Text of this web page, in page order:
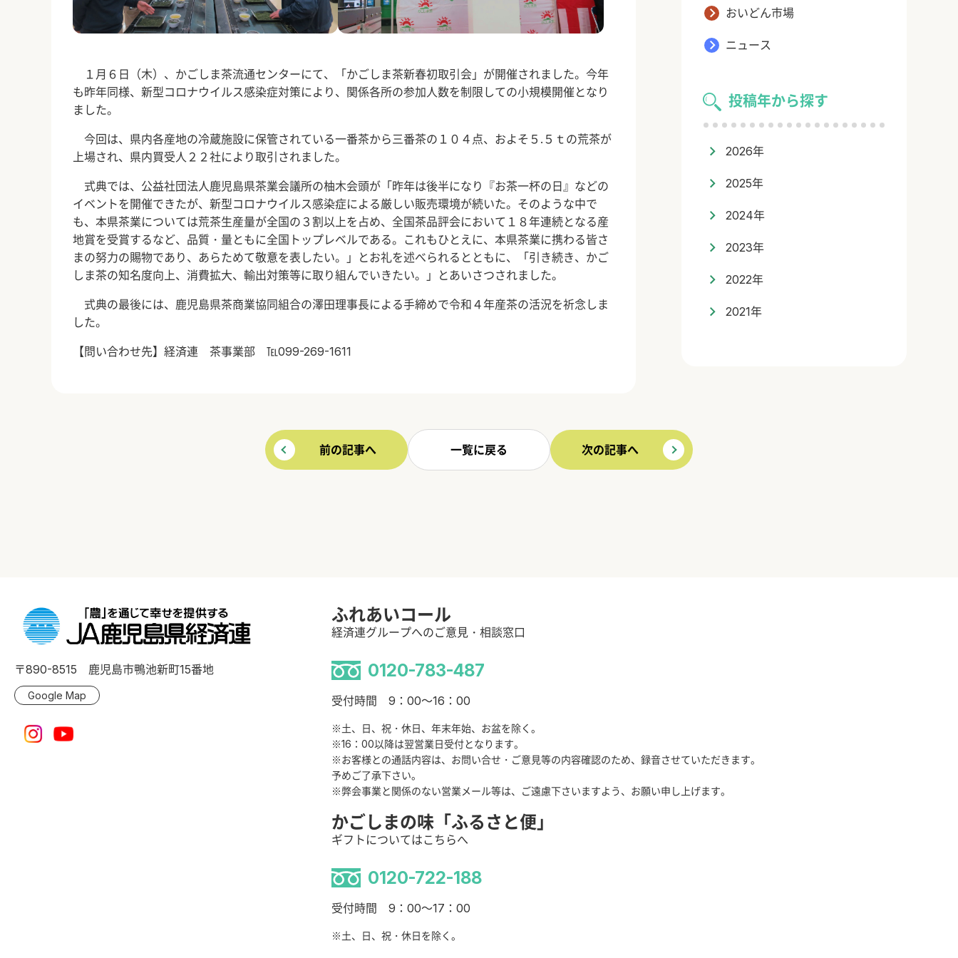
おいどん市場
ニュース
投稿年から探す
2026年
2025年
2024年
2023年
2022年
2021年
１月６日（木）、かごしま茶流通センターにて、「かごしま茶新春初取引会」が開催されました。今年
も昨年同様、新型コロナウイルス感染症対策により、関係各所の参加人数を制限しての小規模開催となり
ました。
今回は、県内各産地の冷蔵施設に保管されている一番茶から三番茶の１０４点、およそ５ . ５ｔの荒茶が
上場され、県内買受人２２社により取引されました。
式典では、公益社団法人鹿児島県茶業会議所の柚木会頭が「昨年は後半になり『お茶一杯の日』などの
イベントを開催できたが、新型コロナウイルス感染症による厳しい販売環境が続いた。そのような中で
も、本県茶業については荒茶生産量が全国の３割以上を占め、全国茶品評会において１８年連続となる産
地賞を受賞するなど、品質・量ともに全国トップレベルである。これもひとえに、本県茶業に携わる皆さ
まの努力の賜物であり、あらためて敬意を表したい。」とお礼を述べられるとともに、「引き続き、かご
しま茶の知名度向上、消費拡大、輸出対策等に取り組んでいきたい。」とあいさつされました。
式典の最後には、鹿児島県茶商業協同組合の澤田理事長による手締めで令和４年産茶の活況を祈念しま
した。
【問い合わせ先】経済連 茶事業部 ℡099-269-1611
前の記事へ 一覧に戻る 次の記事へ
〒890-8515 鹿児島市鴨池新町15番地
Google Map
ふれあいコール
経済連グループへのご意見・相談窓口
0120-783-487
受付時間 9：00～16：00
※土、日、祝・休日、年末年始、お盆を除く。
※16：00以降は翌営業日受付となります。
※お客様との通話内容は、お問い合せ・ご意見等の内容確認のため、録音させていただきます。
予めご了承下さい。
※弊会事業と関係のない営業メール等は、ご遠慮下さいますよう、お願い申し上げます。
かごしまの味「ふるさと便」
ギフトについてはこちらへ
0120-722-188
受付時間 9：00～17：00
※土、日、祝・休日を除く。